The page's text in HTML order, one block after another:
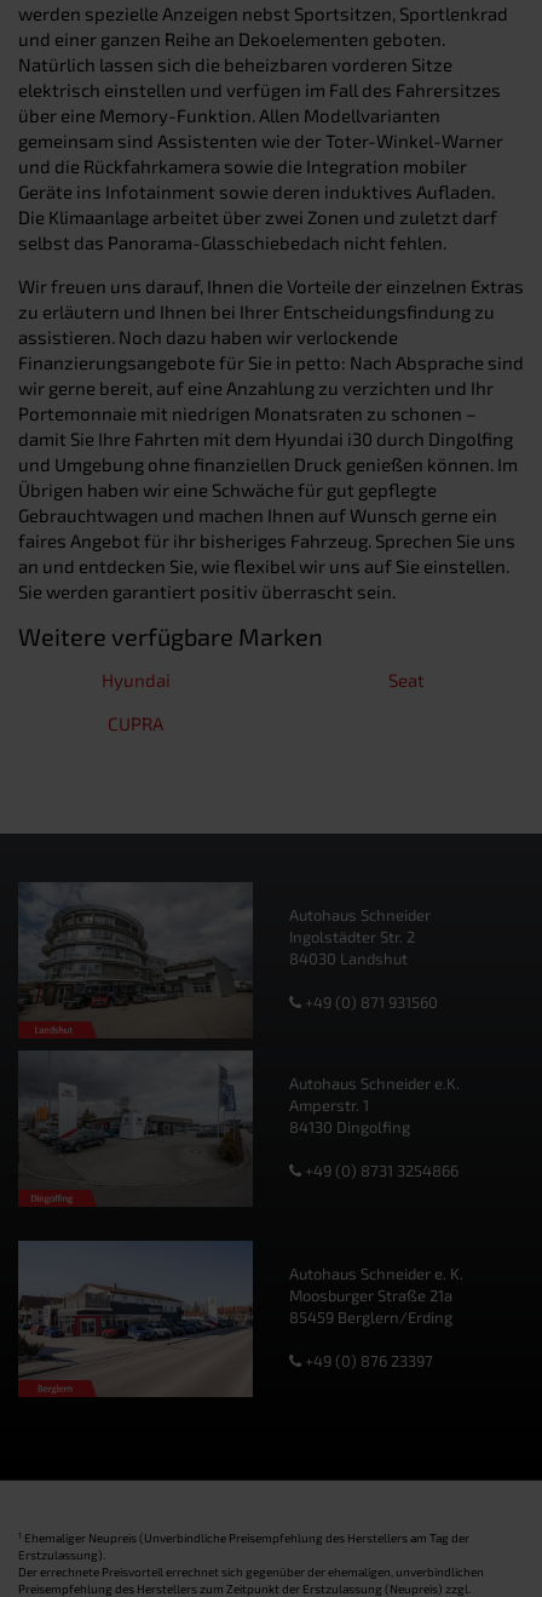
werden spezielle Anzeigen nebst Sportsitzen, Sportlenkrad
und einer ganzen Reihe an Dekoelementen geboten.
Natürlich lassen sich die beheizbaren vorderen Sitze
elektrisch einstellen und verfügen im Fall des Fahrersitzes
über eine Memory-Funktion. Allen Modellvarianten
gemeinsam sind Assistenten wie der Toter-Winkel-Warner
und die Rückfahrkamera sowie die Integration mobiler
Geräte ins Infotainment sowie deren induktives Aufladen.
Die Klimaanlage arbeitet über zwei Zonen und zuletzt darf
selbst das Panorama-Glasschiebedach nicht fehlen.
Wir freuen uns darauf, Ihnen die Vorteile der einzelnen Extras
zu erläutern und Ihnen bei Ihrer Entscheidungsfindung zu
assistieren. Noch dazu haben wir verlockende
Finanzierungsangebote für Sie in petto: Nach Absprache sind
wir gerne bereit, auf eine Anzahlung zu verzichten und Ihr
Portemonnaie mit niedrigen Monatsraten zu schonen –
damit Sie Ihre Fahrten mit dem Hyundai i30 durch Dingolfing
und Umgebung ohne finanziellen Druck genießen können. Im
Übrigen haben wir eine Schwäche für gut gepflegte
Gebrauchtwagen und machen Ihnen auf Wunsch gerne ein
faires Angebot für ihr bisheriges Fahrzeug. Sprechen Sie uns
an und entdecken Sie, wie flexibel wir uns auf Sie einstellen.
Sie werden garantiert positiv überrascht sein.
Weitere verfügbare Marken
Hyundai
Seat
CUPRA
Autohaus Schneider
Ingolstädter Str. 2
84030 Landshut
+49 (0) 871 931560
Autohaus Schneider e.K.
Amperstr. 1
84130 Dingolfing
+49 (0) 8731 3254866
Autohaus Schneider e. K.
Moosburger Straße 21a
85459 Berglern/Erding
+49 (0) 876 23397
1 Ehemaliger Neupreis (Unverbindliche Preisempfehlung des Herstellers am Tag der
Erstzulassung).
Der errechnete Preisvorteil errechnet sich gegenüber der ehemaligen, unverbindlichen
Preisempfehlung des Herstellers zum Zeitpunkt der Erstzulassung (Neupreis) zzgl.